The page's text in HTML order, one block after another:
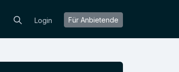
Login Für Anbietende